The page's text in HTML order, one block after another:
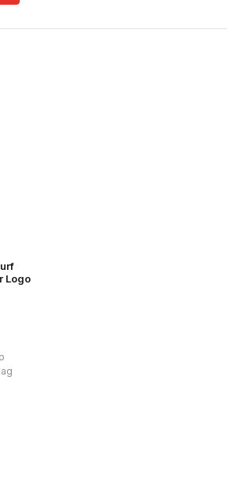
Logo